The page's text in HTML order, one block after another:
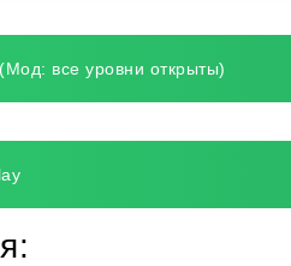
все уровни открыты)